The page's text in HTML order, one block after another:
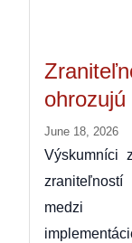
June 18, 2026
Výskumníci
medzi